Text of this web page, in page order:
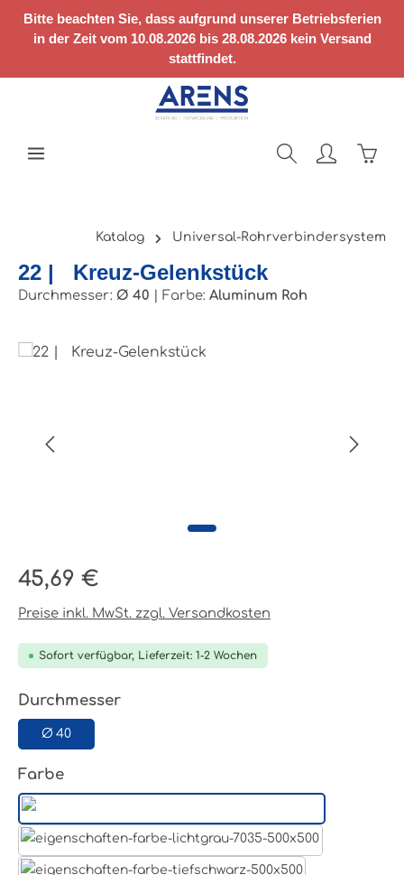
Zum Hauptinhalt springen
Bitte beachten Sie, dass aufgrund unserer Betriebsferien
in der Zeit vom 10.08.2026 bis 28.08.2026 kein Versand
stattfindet.
Katalog Universal-Rohrverbindersystem
22 | Kreuz-Gelenkstück
Durchmesser: Ø 40 Farbe: Aluminum Roh
Bildergalerie überspringen
Regulärer Preis:
45,69 €
Preise inkl. MwSt. zzgl. Versandkosten
Sofort verfügbar, Lieferzeit: 1-2 Wochen
Durchmesserauswählen
Ø 40
Farbeauswählen